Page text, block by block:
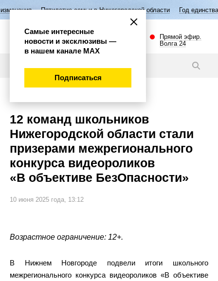
семьи в Нижегородской области Год единства народов России
Прямой эфир.
Волга 24
12 команд школьников
Нижегородской области стали
призерами межрегионального
конкурса видеороликов
«В объективе БезОпасности»
10 июня 2025 года, 13:12
Возрастное ограничение: 12+.
В Нижнем Новгороде подвели итоги школьного
межрегионального конкурса видеороликов «В объективе
Самые интересные
новости и эксклюзивы —
в нашем канале МАХ
Подписаться